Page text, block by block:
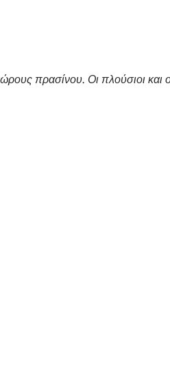
πρασίνου. Οι πλούσιοι